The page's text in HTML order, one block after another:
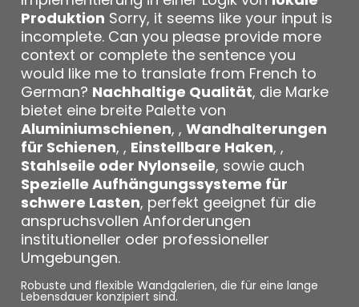
Produktion Sorry, it seems like your input is
incomplete. Can you please provide more
context or complete the sentence you
would like me to translate from French to
German? Nachhaltige Qualität, die Marke
bietet eine breite Palette von
Aluminiumschienen, , Wandhalterungen
für Schienen, , Einstellbare Haken, ,
Stahlseile oder Nylonseile, sowie auch
Spezielle Aufhängungssysteme für
schwere Lasten, perfekt geeignet für die
anspruchsvollen Anforderungen
institutioneller oder professioneller
Umgebungen.
Robuste und flexible Wandgalerien, die für eine lange
Lebensdauer konzipiert sind.